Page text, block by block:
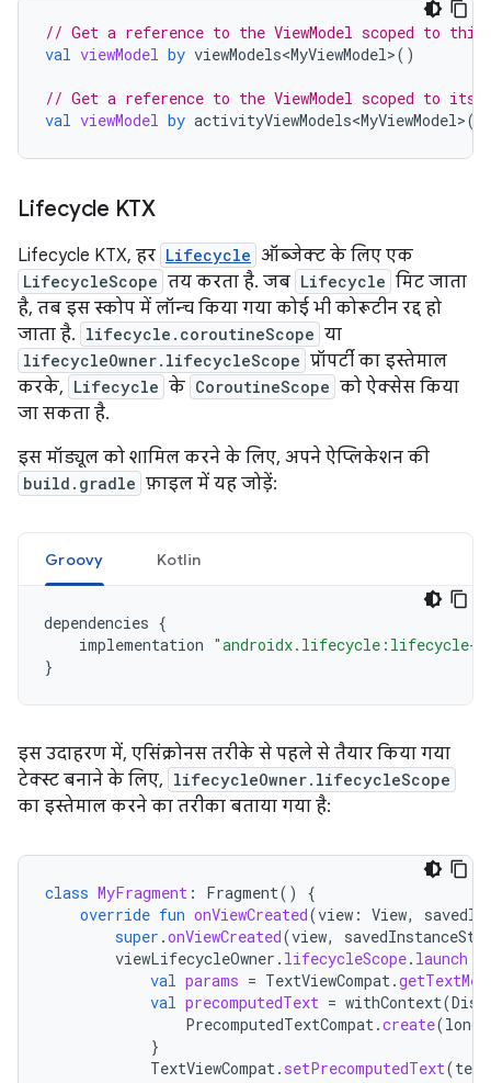
// Get a reference to the ViewModel scoped to this
val viewModel by viewModels<MyViewModel>()
// Get a reference to the ViewModel scoped to its
val viewModel by activityViewModels<MyViewModel>()
Lifecycle KTX
Lifecycle KTX, हर Lifecycle ऑब्जेक्ट के लिए एक
LifecycleScope तय करता है. जब Lifecycle मिट जाता
है, तब इस स्कोप में लॉन्च किया गया कोई भी कोरूटीन रद्द हो
जाता है. lifecycle.coroutineScope या
lifecycleOwner.lifecycleScope प्रॉपर्टी का इस्तेमाल
करके, Lifecycle के CoroutineScope को ऐक्सेस किया
जा सकता है.
इस मॉड्यूल को शामिल करने के लिए, अपने ऐप्लिकेशन की
build.gradle फ़ाइल में यह जोड़ें:
Groovy Kotlin
dependencies {
implementation "androidx.lifecycle:lifecycle-
}
इस उदाहरण में, एसिंक्रोनस तरीके से पहले से तैयार किया गया
टेक्स्ट बनाने के लिए, lifecycleOwner.lifecycleScope
का इस्तेमाल करने का तरीका बताया गया है:
class MyFragment : Fragment()
{
override fun onViewCreated(view : View,
super .onViewCreated(view,
viewLifecycleOwner . lifecycleScope. launch
val params = TextViewCompat.
val precomputedText = withContext(
PrecomputedTextCompat.create(
}
TextViewCompat. setPrecomputedText(